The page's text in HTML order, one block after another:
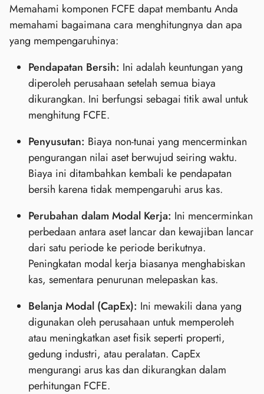
Memahami komponen FCFE dapat membantu Anda
memahami bagaimana cara menghitungnya dan apa
yang mempengaruhinya:
Pendapatan Bersih: Ini adalah keuntungan yang
diperoleh perusahaan setelah semua biaya
dikurangkan. Ini berfungsi sebagai titik awal untuk
menghitung FCFE.
Penyusutan: Biaya non-tunai yang mencerminkan
pengurangan nilai aset berwujud seiring waktu.
Biaya ini ditambahkan kembali ke pendapatan
bersih karena tidak mempengaruhi arus kas.
Perubahan dalam Modal Kerja: Ini mencerminkan
perbedaan antara aset lancar dan kewajiban lancar
dari satu periode ke periode berikutnya.
Peningkatan modal kerja biasanya menghabiskan
kas, sementara penurunan melepaskan kas.
Belanja Modal (CapEx): Ini mewakili dana yang
digunakan oleh perusahaan untuk memperoleh
atau meningkatkan aset fisik seperti properti,
gedung industri, atau peralatan. CapEx
mengurangi arus kas dan dikurangkan dalam
perhitungan FCFE.